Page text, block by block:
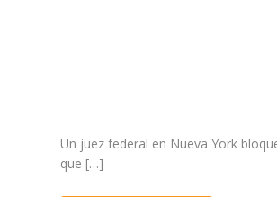
Un juez federal en Nueva York
que […]